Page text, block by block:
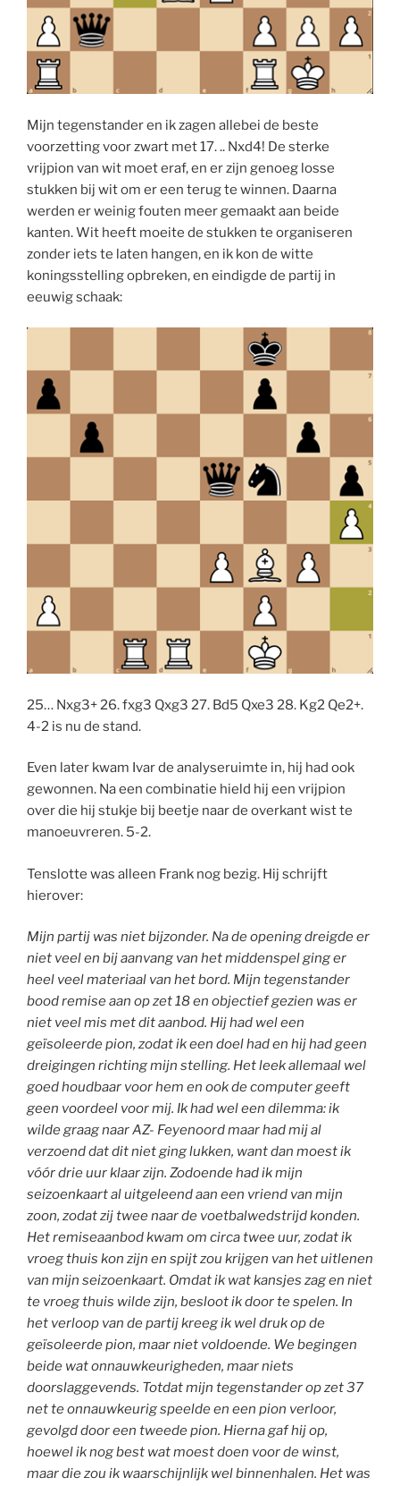
Mijn tegenstander en ik zagen allebei de beste
voorzetting voor zwart met 17. .. Nxd4! De sterke
vrijpion van wit moet eraf, en er zijn genoeg losse
stukken bij wit om er een terug te winnen. Daarna
werden er weinig fouten meer gemaakt aan beide
kanten. Wit heeft moeite de stukken te organiseren
zonder iets te laten hangen, en ik kon de witte
koningsstelling opbreken, en eindigde de partij in
eeuwig schaak:
25… Nxg3+ 26. fxg3 Qxg3 27. Bd5 Qxe3 28. Kg2 Qe2+.
4-2 is nu de stand.
Even later kwam Ivar de analyseruimte in, hij had ook
gewonnen. Na een combinatie hield hij een vrijpion
over die hij stukje bij beetje naar de overkant wist te
manoeuvreren. 5-2.
Tenslotte was alleen Frank nog bezig. Hij schrijft
hierover:
Mijn partij was niet bijzonder. Na de opening dreigde er
niet veel en bij aanvang van het middenspel ging er
heel veel materiaal van het bord. Mijn tegenstander
bood remise aan op zet 18 en objectief gezien was er
niet veel mis met dit aanbod. Hij had wel een
geïsoleerde pion, zodat ik een doel had en hij had geen
dreigingen richting mijn stelling. Het leek allemaal wel
goed houdbaar voor hem en ook de computer geeft
geen voordeel voor mij. Ik had wel een dilemma: ik
wilde graag naar AZ- Feyenoord maar had mij al
verzoend dat dit niet ging lukken, want dan moest ik
vóór drie uur klaar zijn. Zodoende had ik mijn
seizoenkaart al uitgeleend aan een vriend van mijn
zoon, zodat zij twee naar de voetbalwedstrijd konden.
Het remiseaanbod kwam om circa twee uur, zodat ik
vroeg thuis kon zijn en spijt zou krijgen van het uitlenen
van mijn seizoenkaart. Omdat ik wat kansjes zag en niet
te vroeg thuis wilde zijn, besloot ik door te spelen. In
het verloop van de partij kreeg ik wel druk op de
geïsoleerde pion, maar niet voldoende. We begingen
beide wat onnauwkeurigheden, maar niets
doorslaggevends. Totdat mijn tegenstander op zet 37
net te onnauwkeurig speelde en een pion verloor,
gevolgd door een tweede pion. Hierna gaf hij op,
hoewel ik nog best wat moest doen voor de winst,
maar die zou ik waarschijnlijk wel binnenhalen. Het was